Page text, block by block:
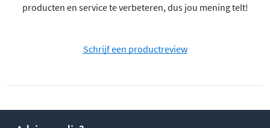
producten en service te verbeteren, dus jou mening telt!
Schrijf een productreview